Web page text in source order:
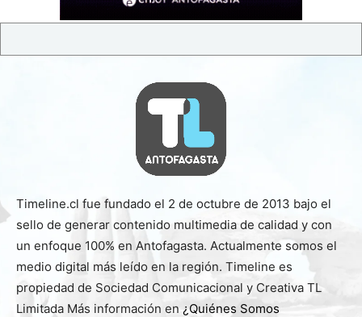
Timeline.cl fue fundado el 2 de octubre de 2013 bajo el
sello de generar contenido multimedia de calidad y con
un enfoque 100% en Antofagasta. Actualmente somos el
medio digital más leído en la región. Timeline es
propiedad de Sociedad Comunicacional y Creativa TL
Limitada Más información en ¿Quiénes Somos